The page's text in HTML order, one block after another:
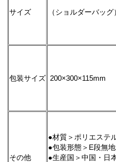
サイズ （ショルダーバッ
包装サイズ 200×300×115mm
その他
●材質＞ポリエステ
●包装形態＞E段
●生産国＞中国・日